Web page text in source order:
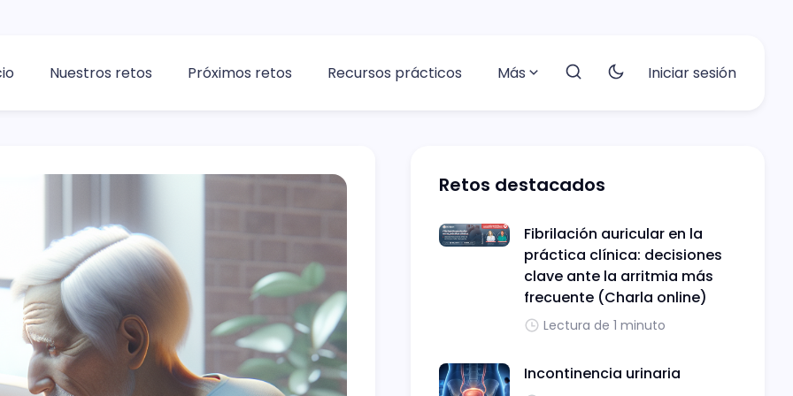
Nuestros retos Próximos retos Recursos prácticos Más Iniciar sesión
Retos destacados
Fibrilación auricular en la
práctica clínica: decisiones
clave ante la arritmia más
frecuente (Charla online)
Lectura de 1 minuto
Incontinencia urinaria